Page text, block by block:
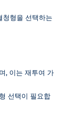
청형을 선택하는
, 이는 재투여 가
선택이 필요합